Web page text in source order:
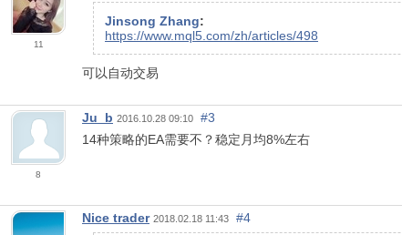
11
Jinsong Zhang:
https://www.mql5.com/zh/articles/498
可以自动交易
8
Ju_b 2016.10.28 09:10
#3
14种策略的EA需要不？稳定月均8%左右
Nice trader 2018.02.18 11:43 #4